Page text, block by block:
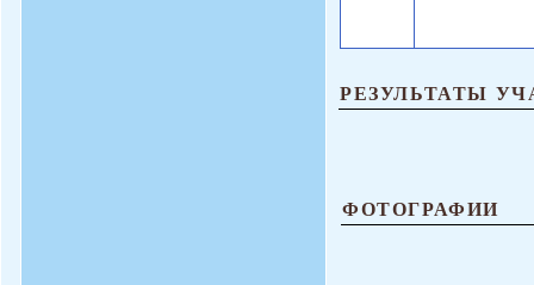
РЕЗУЛЬТАТЫ
ФОТОГРАФИИ